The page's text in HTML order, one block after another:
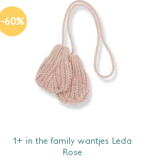
-60%
1+ in the family wantjes Leda
Rose